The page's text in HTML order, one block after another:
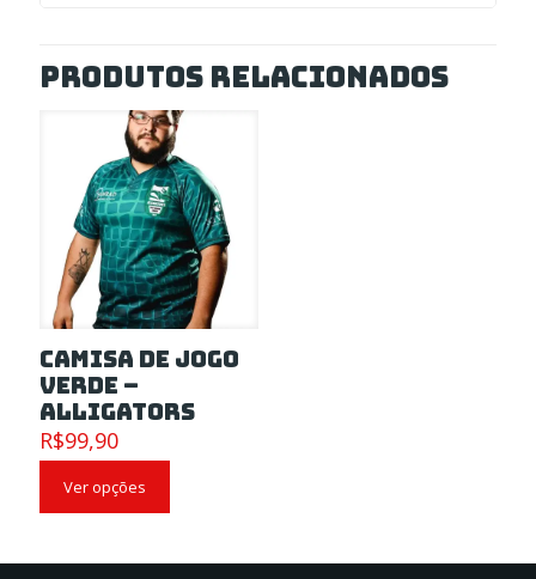
Produtos relacionados
Camisa de Jogo
Verde –
Alligators
R$99,90
Ver opções